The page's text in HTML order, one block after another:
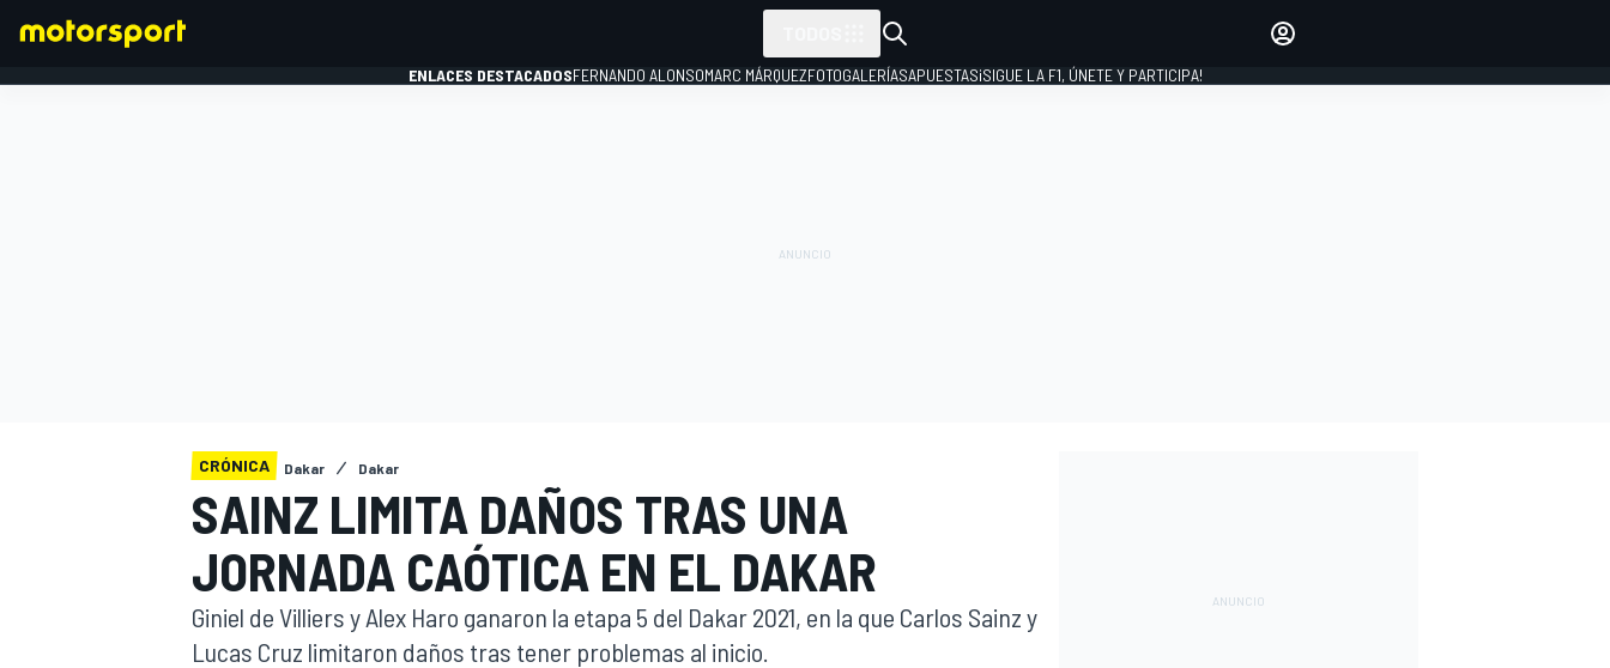
ENLACES DESTACADOSFERNANDO ALONSOMARC MÁRQUEZFOTOGALERÍASAPUESTAS¡SIGUE LA F1, ÚNETE Y PARTICIPA!
CRÓNICA Dakar Dakar
SAINZ LIMITA DAÑOS TRAS UNA
JORNADA CAÓTICA EN EL DAKAR
Giniel de Villiers y Alex Haro ganaron la etapa 5 del Dakar 2021, en la que Carlos Sainz y
Lucas Cruz limitaron daños tras tener problemas al inicio.